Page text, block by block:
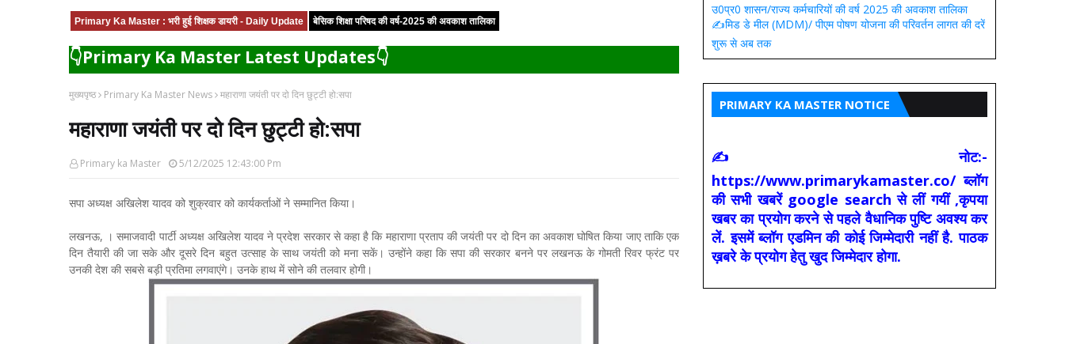
Primary Ka Master : भरी हुई शिक्षक डायरी - Daily Update बेसिक शिक्षा परिषद की वर्ष-2025 की अवकाश तालिका
👇Primary Ka Master Latest Updates👇
मुख्यपृष्ठ Primary Ka Master News महाराणा जयंती पर दो दिन छुट्टी हो:सपा
महाराणा जयंती पर दो दिन छुट्टी हो:सपा
Primary ka Master 5/12/2025 12:43:00 Pm
सपा अध्यक्ष अखिलेश यादव को शुक्रवार को कार्यकर्ताओं ने सम्मानित किया।
लखनऊ, । समाजवादी पार्टी अध्यक्ष अखिलेश यादव ने प्रदेश सरकार से कहा है कि महाराणा प्रताप की जयंती पर दो दिन का अवकाश घोषित किया जाए ताकि एक
दिन तैयारी की जा सके और दूसरे दिन बहुत उत्साह के साथ जयंती को मना सकें। उन्होंने कहा कि सपा की सरकार बनने पर लखनऊ के गोमती रिवर फ्रंट पर
उनकी देश की सबसे बड़ी प्रतिमा लगवाएंगे। उनके हाथ में सोने की तलवार होगी।
उ0प्र0 शासन/राज्य कर्मचारियों की वर्ष 2025 की अवकाश तालिका
✍️मिड डे मील (MDM)/ पीएम पोषण योजना की परिवर्तन लागत की दरें
शुरू से अब तक
PRIMARY KA MASTER NOTICE
✍ नोट:-
https://www.primarykamaster.co/ ब्लॉग
की सभी खबरें google search से लीं गयीं ,कृपया
खबर का प्रयोग करने से पहले वैधानिक पुष्टि अवश्य कर
लें. इसमें ब्लॉग एडमिन की कोई जिम्मेदारी नहीं है. पाठक
ख़बरे के प्रयोग हेतु खुद जिम्मेदार होगा.